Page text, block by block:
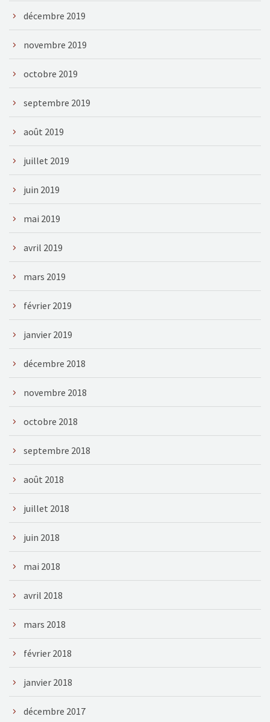
décembre 2019
novembre 2019
octobre 2019
septembre 2019
août 2019
juillet 2019
juin 2019
mai 2019
avril 2019
mars 2019
février 2019
janvier 2019
décembre 2018
novembre 2018
octobre 2018
septembre 2018
août 2018
juillet 2018
juin 2018
mai 2018
avril 2018
mars 2018
février 2018
janvier 2018
décembre 2017